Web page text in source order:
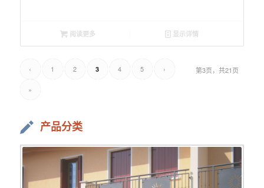
阅读更多 显示详情
第3页，共21页
‹ 1 2 3 4 5 ›
»
产品分类